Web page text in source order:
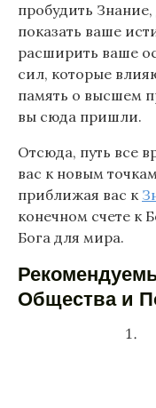
пробудить
показать ваше
расширить ваше
сил, которые
память о высшем
вы сюда пришли.
Отсюда, путь все
вас к новым
приближая вас к
конечном счете к
Бога для мира.
Общества и